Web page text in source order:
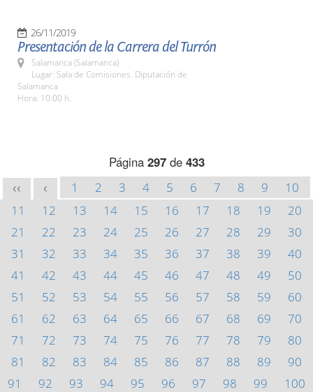
26/11/2019
Presentación de la Carrera del Turrón
Salamanca (Salamanca)
Lugar: Sala de Comisiones. Diputación de
Salamanca
Hora: 10:00 h.
Página 297de 433
<< < 1 2 3 4 5 6 7 8 9
10
11
12 13 14 15 16 17 18 19
20
21
22 23 24 25 26 27 28 29
30
31
32 33 34 35 36 37 38 39
40
41
42 43 44 45 46 47 48 49
50
51
52 53 54 55 56 57 58 59
60
61
62 63 64 65 66 67 68 69
70
71
72 73 74 75 76 77 78 79
80
81
82 83 84 85 86 87 88 89
90
91
92 93 94 95 96 97 98 99
100